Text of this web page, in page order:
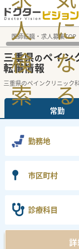
人
検
索
に
な
る
医師転職・求人募集TOP
三重県のペイン
転職情報
三重県のペインクリニック
常勤
勤務地
市区町村
診療科目